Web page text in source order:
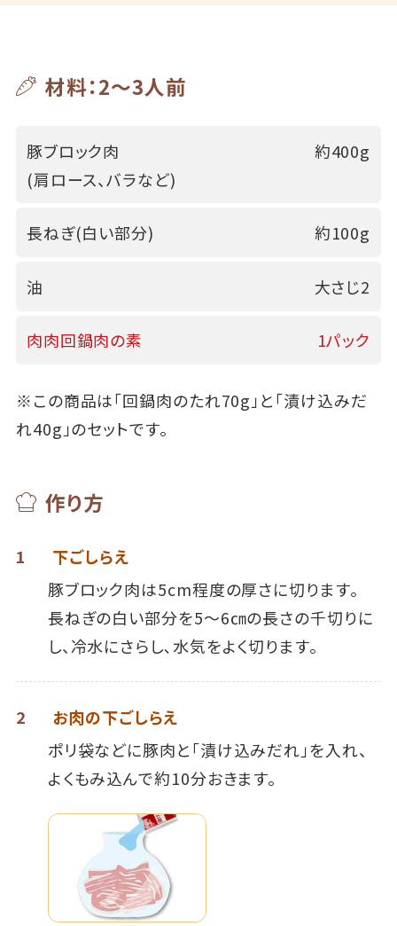
材料：2～3人前
豚ブロック肉
(肩ロース、バラなど)
約400g
長ねぎ(白い部分) 約100g
油 大さじ2
肉肉回鍋肉の素 1パック
※この商品は「回鍋肉のたれ70g」と「漬け込みだ
れ40g」のセットです。
作り方
1
下ごしらえ
豚ブロック肉は5cm程度の厚さに切ります。
長ねぎの白い部分を5～6㎝の長さの千切りに
し、冷水にさらし､水気をよく切ります。
2
お肉の下ごしらえ
ポリ袋などに豚肉と「漬け込みだれ」を入れ、
よくもみ込んで約10分おきます。